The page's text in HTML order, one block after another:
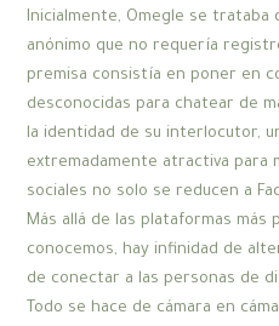
Inicialmente, Omegle se trataba
anónimo que no requería
premisa consistía en poner en
desconocidas para chatear de
la identidad de su interlocutor,
extremadamente atractiva para
sociales no solo se reducen a
Más allá de las plataformas más
conocemos, hay infinidad de
de conectar a las personas de
Todo se hace de cámara en